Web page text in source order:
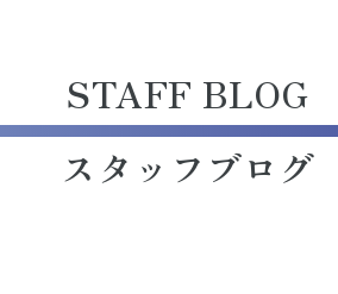
STAFF BLOG
スタッフブログ